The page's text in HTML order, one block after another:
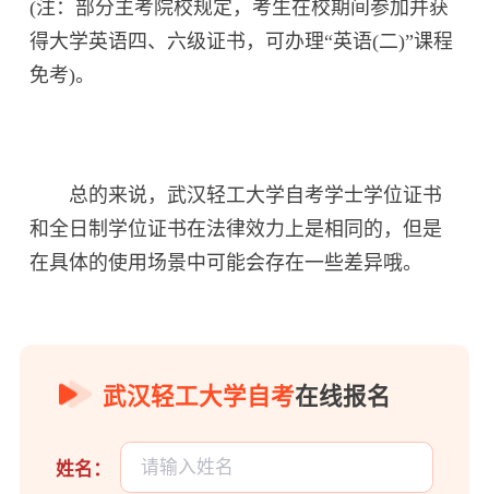
(注：部分主考院校规定，考生在校期间参加并获
得大学英语四、六级证书，可办理“英语(二)”课程
免考)。
总的来说，武汉轻工大学自考学士学位证书
和全日制学位证书在法律效力上是相同的，但是
在具体的使用场景中可能会存在一些差异哦。
武汉轻工大学自考在线报名
姓名：